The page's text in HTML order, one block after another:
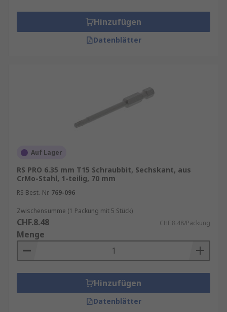
Hinzufügen
Datenblätter
Auf Lager
RS PRO 6.35 mm T15 Schraubbit, Sechskant, aus
CrMo-Stahl, 1-teilig, 70 mm
RS Best.-Nr. 769-096
Zwischensumme (1 Packung mit 5 Stück)
CHF.8.48 CHF.8.48/Packung
Menge
Hinzufügen
Datenblätter